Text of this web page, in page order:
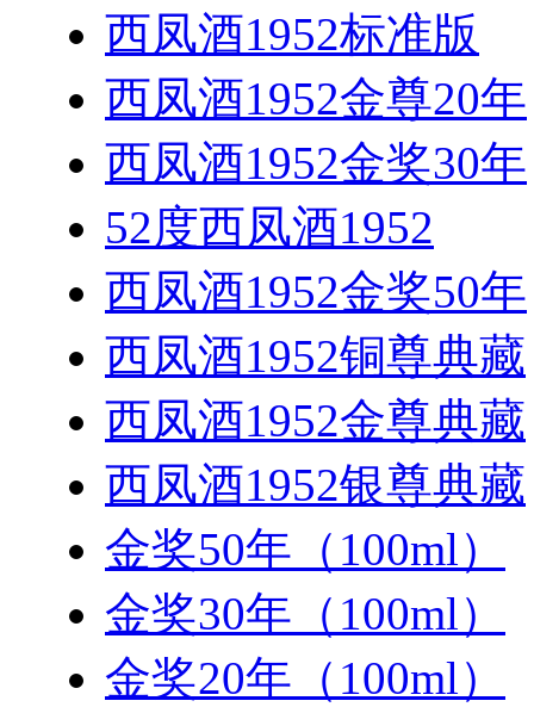
西凤酒1952标准版
西凤酒1952金尊20年
西凤酒1952金奖30年
52度西凤酒1952
西凤酒1952金奖50年
西凤酒1952铜尊典藏
西凤酒1952金尊典藏
西凤酒1952银尊典藏
金奖50年（100ml）
金奖30年（100ml）
金奖20年（100ml）